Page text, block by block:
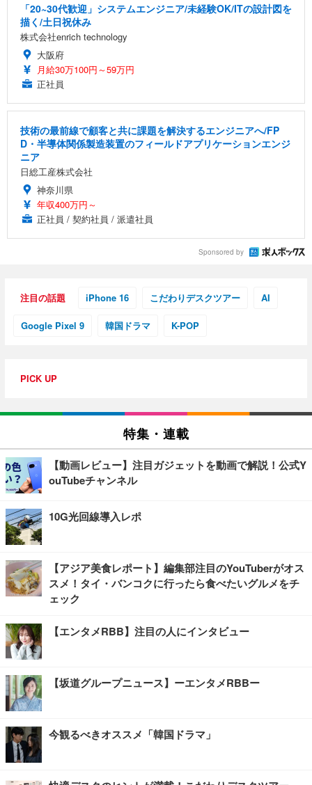
「20~30代歓迎」システムエンジニア/未経験OK/ITの設計図を
描く/土日祝休み
株式会社enrich technology
大阪府
月給30万100円～59万円
正社員
技術の最前線で顧客と共に課題を解決するエンジニアへ/FP
D・半導体関係製造装置のフィールドアプリケーションエンジ
ニア
日総工産株式会社
神奈川県
年収400万円～
正社員 / 契約社員 / 派遣社員
Sponsored by
注目の話題 iPhone 16 こだわりデスクツアー AI
Google Pixel 9 韓国ドラマ K-POP
PICK UP
特集・連載
【動画レビュー】注目ガジェットを動画で解説！公式Y
ouTubeチャンネル
10G光回線導入レポ
【アジア美食レポート】編集部注目のYouTuberがオス
スメ！タイ・バンコクに行ったら食べたいグルメをチ
ェック
【エンタメRBB】注目の人にインタビュー
【坂道グループニュース】ーエンタメRBBー
今観るべきオススメ「韓国ドラマ」